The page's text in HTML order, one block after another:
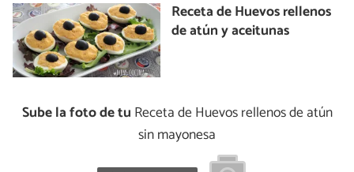
Receta de Huevos rellenos
de atún y aceitunas
Sube la foto de tu Receta de Huevos rellenos de atún
sin mayonesa